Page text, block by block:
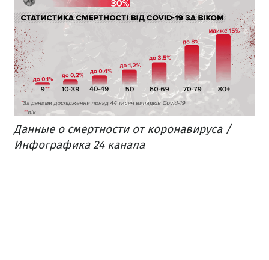
Данные о смертности от коронавируса /
Инфографика 24 канала